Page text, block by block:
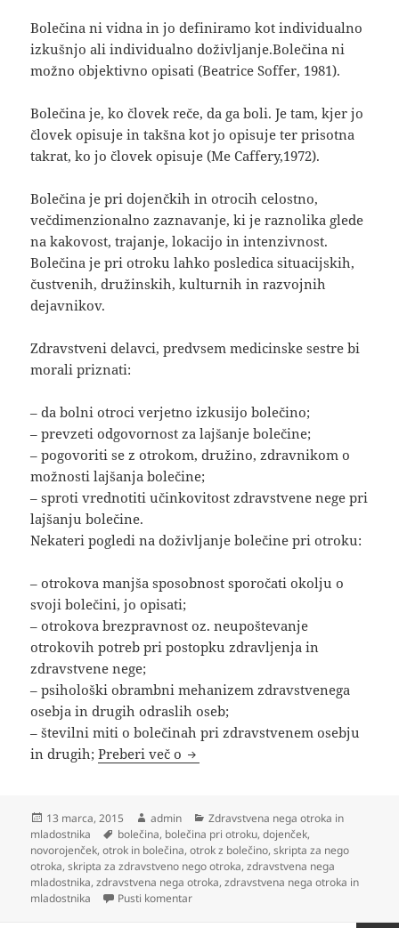
Bolečina ni vidna in jo definiramo kot individualno
izkušnjo ali individualno doživljanje.Bolečina ni
možno objektivno opisati (Beatrice Soffer, 1981).
Bolečina je, ko človek reče, da ga boli. Je tam, kjer jo
človek opisuje in takšna kot jo opisuje ter prisotna
takrat, ko jo človek opisuje (Me Caffery,1972).
Bolečina je pri dojenčkih in otrocih celostno,
večdimenzionalno zaznavanje, ki je raznolika glede
na kakovost, trajanje, lokacijo in intenzivnost.
Bolečina je pri otroku lahko posledica situacijskih,
čustvenih, družinskih, kulturnih in razvojnih
dejavnikov.
Zdravstveni delavci, predvsem medicinske sestre bi
morali priznati:
– da bolni otroci verjetno izkusijo bolečino;
– prevzeti odgovornost za lajšanje bolečine;
– pogovoriti se z otrokom, družino, zdravnikom o
možnosti lajšanja bolečine;
– sproti vrednotiti učinkovitost zdravstvene nege pri
lajšanju bolečine.
Nekateri pogledi na doživljanje bolečine pri otroku:
– otrokova manjša sposobnost sporočati okolju o
svoji bolečini, jo opisati;
– otrokova brezpravnost oz. neupoštevanje
otrokovih potreb pri postopku zdravljenja in
zdravstvene nege;
– psihološki obrambni mehanizem zdravstvenega
osebja in drugih odraslih oseb;
– številni miti o bolečinah pri zdravstvenem osebju
in drugih;Preberi več o Bolečina pri otroku
Objavljeno
dne
13 marca, 2015 Avtor
admin Kategorije
Zdravstvena nega otroka in
mladostnika
Oznake
bolečina, bolečina pri otroku,dojenček,
novorojenček,otrok in bolečina,otrok z bolečino,skripta za nego
otroka,skripta za zdravstveno nego otroka,zdravstvena nega
mladostnika,zdravstvena nega otroka,zdravstvena nega otroka in
mladostnika
Pusti komentarna Bolečina pri otroku